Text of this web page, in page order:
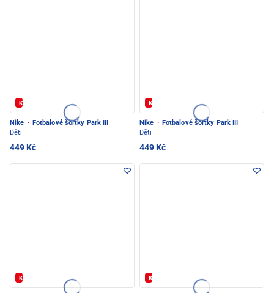
Kód: FOTBAL20
Nike · Fotbalové šortky Park III
Děti
449 Kč
Kód: FOTBAL20
Nike · Fotbalové šortky Park III
Děti
449 Kč
Kód: FOTBAL20 Kód: FOTBAL20